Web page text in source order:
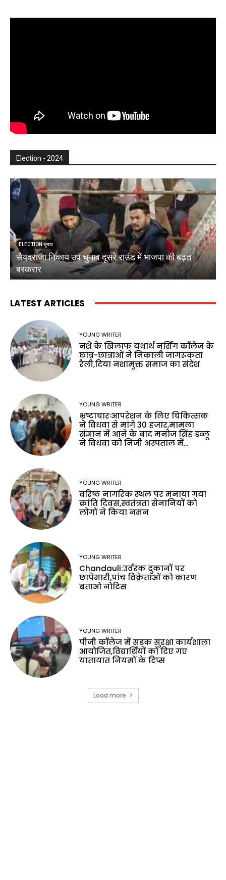
Election - 2024
ELECTION चुनाव
सैयदराजा निकाय उप चुनाव दूसरे राउंड में भाजपा की बढ़त
बरकरार
LATEST ARTICLES
YOUNG WRITER
नशे के खिलाफ यथार्थ नर्सिंग कॉलेज के
छात्र-छात्राओं ने निकाली जागरूकता
रैली,दिया नशामुक्त समाज का संदेश
YOUNG WRITER
भ्रष्टाचारःआपरेशन के लिए चिकित्सक
ने विधवा से मांगे 30 हजार,मामला
संज्ञान में आने के बाद मनोज सिंह डब्लू
ने विधवा को निजी अस्पताल में...
YOUNG WRITER
वरिष्ठ नागरिक स्थल पर मनाया गया
क्रांति दिवस,स्वतंत्रता सेनानियों को
लोगों ने किया नमन
YOUNG WRITER
Chandauli:उर्वरक दुकानों पर
छापेमारी,पांच विक्रेताओं को कारण
बताओ नोटिस
YOUNG WRITER
पीजी कॉलेज में सड़क सुरक्षा कार्यशाला
आयोजित,विद्यार्थियों को दिए गए
यातायात नियमों के टिप्स
Load more